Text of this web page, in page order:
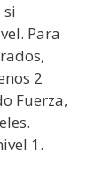
si
Para
2
Fuerza,
1.